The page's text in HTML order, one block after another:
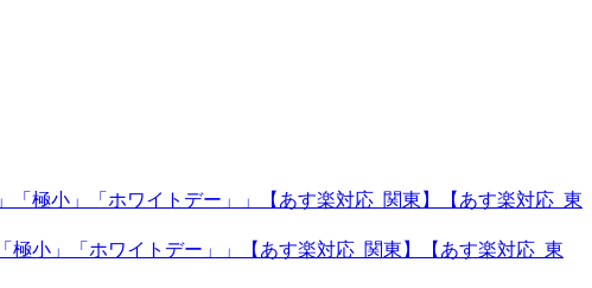
小」「ホワイトデー」」【あす楽対応_関東】【あす楽対応_東